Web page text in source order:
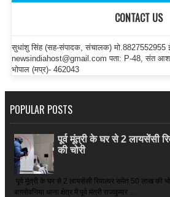
CONTACT US
सुधांशु सिंह (सह-संपादक, संचालक) मो.8827552955
newsindiahost@gmail.com पता: P-48, संत
भोपाल (मप्र)- 462043
POPULAR POSTS
पूर्व मूंत्री के घर से 2 लायसेंसी
की चोरी
पूर्व मूंत्री के घर से 2 लायसेंसी रिवाल्वर समेत 50 लाख की
बागसेवनिया थाना क्षेत्र में पूर्व मंत्री राजकुमार ...